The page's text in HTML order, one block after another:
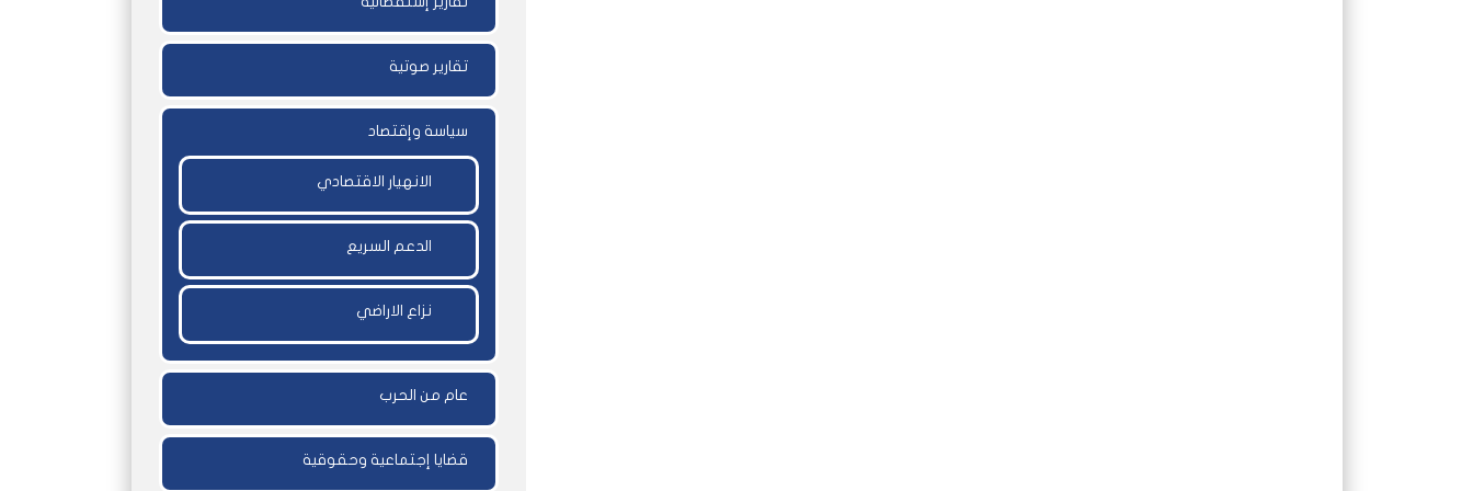
تقارير صوتية
سياسة وإقتصاد
الانهيار الاقتصادي
الدعم السريع
نزاع الاراضي
عام من الحرب
قضايا إجتماعية وحقوقية